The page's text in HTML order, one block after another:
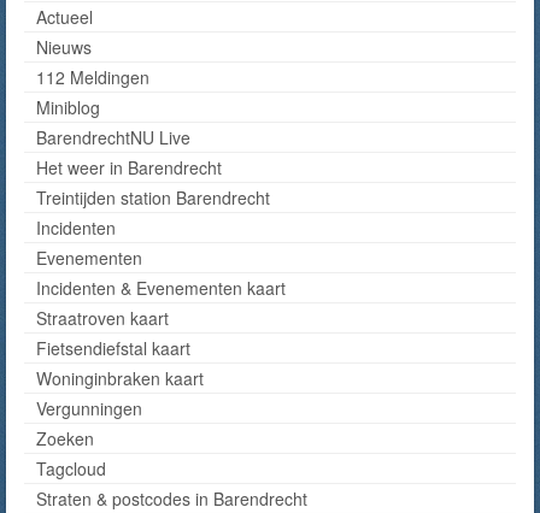
Actueel
Nieuws
112 Meldingen
Miniblog
BarendrechtNU Live
Het weer in Barendrecht
Treintijden station Barendrecht
Incidenten
Evenementen
Incidenten & Evenementen kaart
Straatroven kaart
Fietsendiefstal kaart
Woninginbraken kaart
Vergunningen
Zoeken
Tagcloud
Straten & postcodes in Barendrecht